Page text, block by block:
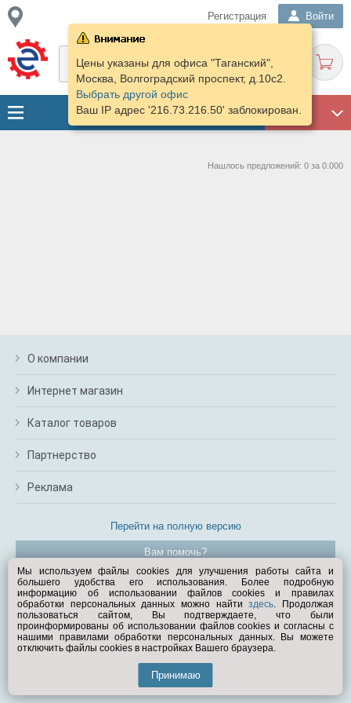
Регистрация Войти
ГАРАЖ
Цены указаны для офиса "Таганский",
Москва, Волгоградский проспект, д.10с2.
Выбрать другой офис
Ваш IP адрес '216.73.216.50' заблокирован.
Нашлось предложений: 0 за 0.000
О компании
Интернет магазин
Каталог товаров
Партнерство
Реклама
Перейти на полную версию
Вам помочь?
© Exist.ru 1998—2026
Мы используем файлы cookies для улучшения работы сайта и
большего удобства его использования. Более подробную
информацию об использовании файлов cookies и правилах
обработки персональных данных можно найтиздесь. Продолжая
пользоваться сайтом, Вы подтверждаете, что были
проинформированы об использовании файлов cookies и согласны с
нашими правилами обработки персональных данных. Вы можете
отключить файлы cookies в настройках Вашего браузера.
Принимаю